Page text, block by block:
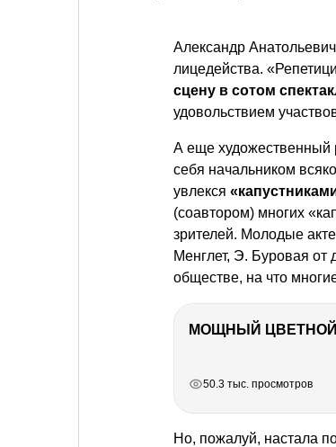
Александр
лицедейства.
сцену в сотом
удовольствием
А еще художественный
себя начальником
увлекся
(соавтором) многих
зрителей. Молодые
Менглет, Э. Буровая от
обществе, на что
МОЩНЫЙ ЦВЕТНОЙ
50.3 тыс. просмотров
Но, пожалуй, настала